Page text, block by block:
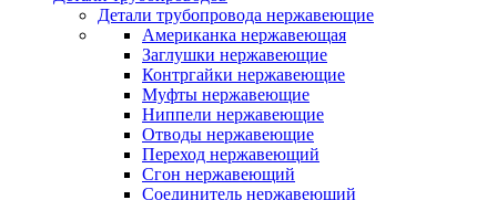
Детали трубопровода нержавеющие
Американка нержавеющая
Заглушки нержавеющие
Контргайки нержавеющие
Муфты нержавеющие
Ниппели нержавеющие
Отводы нержавеющие
Переход нержавеющий
Сгон нержавеющий
Соединитель нержавеющий